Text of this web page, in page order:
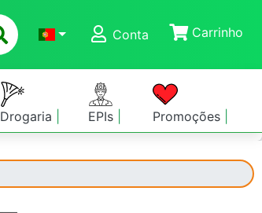
Conta
Carrinho
Drogaria EPIs Promoções